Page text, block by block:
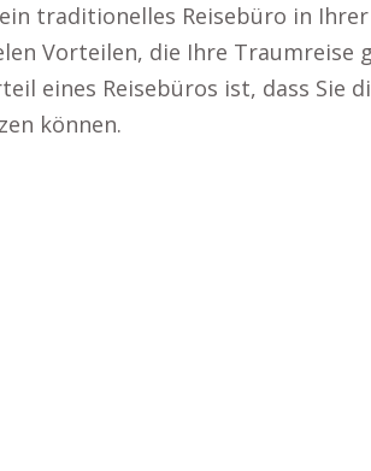
traditionelles Reisebüro in
Vorteilen, die Ihre Traumreise
eines Reisebüros ist, dass Sie
können.